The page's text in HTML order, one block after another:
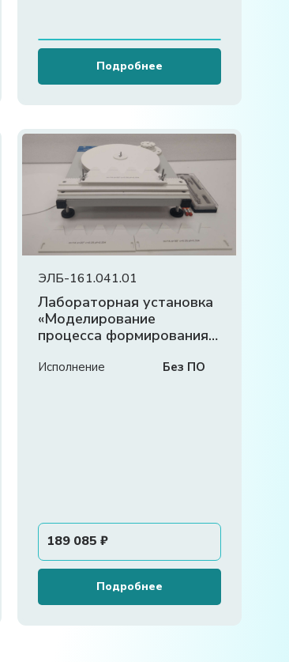
Подробнее
ЭЛБ-161.041.01
Лабораторная установка
«Моделирование
процесса формирования
зацеплении»
Исполнение Без ПО
189 085 ₽
Подробнее